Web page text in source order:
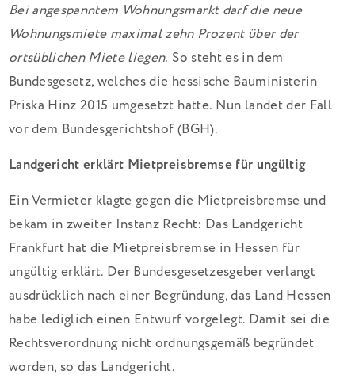
Bei angespanntem Wohnungsmarkt darf die neue
Wohnungsmiete maximal zehn Prozent über der
ortsüblichen Miete liegen. So steht es in dem
Bundesgesetz, welches die hessische Bauministerin
Priska Hinz 2015 umgesetzt hatte. Nun landet der Fall
vor dem Bundesgerichtshof (BGH).
Landgericht erklärt Mietpreisbremse für ungültig
Ein Vermieter klagte gegen die Mietpreisbremse und
bekam in zweiter Instanz Recht: Das Landgericht
Frankfurt hat die Mietpreisbremse in Hessen für
ungültig erklärt. Der Bundesgesetzesgeber verlangt
ausdrücklich nach einer Begründung, das Land Hessen
habe lediglich einen Entwurf vorgelegt. Damit sei die
Rechtsverordnung nicht ordnungsgemäß begründet
worden, so das Landgericht.